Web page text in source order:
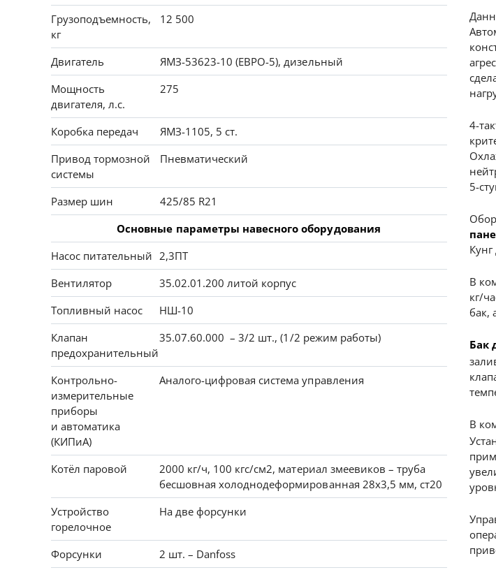
Грузоподъемность,
кг
12 500
Двигатель
ЯМЗ-53623-10 (ЕВРО-5), дизельный
Мощность
двигателя, л.с.
275
Коробка передач
ЯМЗ-1105, 5 ст.
Привод тормозной
системы
Пневматический
Размер шин
425/85 R21
Основные параметры навесного оборудования
Насос питательный 2,3ПТ
Вентилятор
35.02.01.200 литой корпус
Топливный насос
НШ-10
Клапан
предохранительный
35.07.60.000 – 3/2 шт., (1/2 режим работы)
Контрольно-
измерительные
приборы
и автоматика
(КИПиА)
Аналого-цифровая система управления
Котёл паровой
2000 кг/ч, 100 кгс/см2, материал змеевиков – труба
бесшовная холоднодеформированная 28х3,5 мм, ст20
Устройство
горелочное
На две форсунки
Форсунки
2 шт. – Danfoss
4-
5-
В
кг/
бак,
Бак
В